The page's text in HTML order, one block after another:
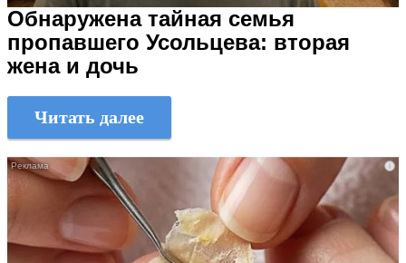
Обнаружена тайная семья
пропавшего Усольцева: вторая
жена и дочь
Читать далее
i